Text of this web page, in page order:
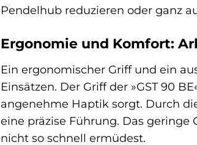
Pendelhub reduzieren oder ganz
Ergonomie und Komfort:
Ein ergonomischer Griff und ein
Einsätzen. Der Griff der »GST 90
angenehme Haptik sorgt. Durch
eine präzise Führung. Das
nicht so schnell ermüdest.